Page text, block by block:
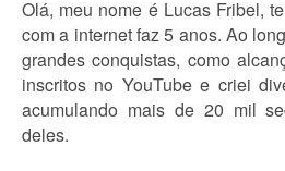
Olá, meu nome é Lucas Fribel,
com a internet faz 5 anos. Ao
grandes conquistas, como
inscritos no YouTube e criei
acumulando mais de 20 mil
deles.